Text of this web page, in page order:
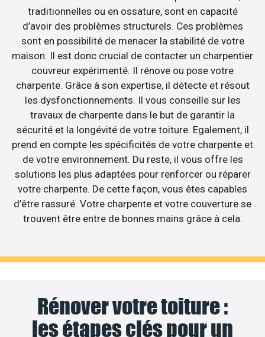
traditionnelles ou en ossature, sont en capacité
d’avoir des problèmes structurels. Ces problèmes
sont en possibilité de menacer la stabilité de votre
maison. Il est donc crucial de contacter un charpentier
couvreur expérimenté. Il rénove ou pose votre
charpente. Grâce à son expertise, il détecte et résout
les dysfonctionnements. Il vous conseille sur les
travaux de charpente dans le but de garantir la
sécurité et la longévité de votre toiture. Egalement, il
prend en compte les spécificités de votre charpente et
de votre environnement. Du reste, il vous offre les
solutions les plus adaptées pour renforcer ou réparer
votre charpente. De cette façon, vous êtes capables
d’être rassuré. Votre charpente et votre couverture se
trouvent être entre de bonnes mains grâce à cela.
Rénover votre toiture :
les étapes clés pour un